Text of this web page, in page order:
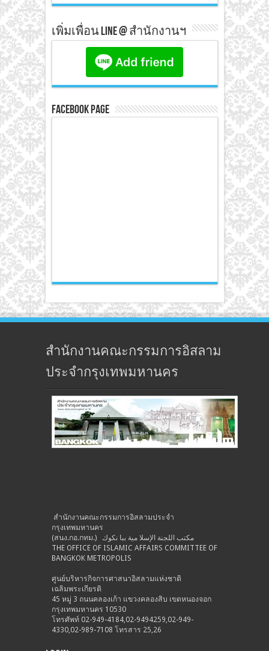
เพิ่มเพื่อน line @ สำนักงานฯ
Facebook Page
สำนักงานคณะกรรมการอิสลาม
ประจำกรุงเทพมหานคร
สำนักงานคณะกรรมการอิสลามประจำ
กรุงเทพมหานคร
(สนง.กอ.กทม.) مكتب اللجنة الإسلا مية ببا نكوك
THE OFFICE OF ISLAMIC AFFAIRS COMMITTEE OF
BANGKOK METROPOLIS
ศูนย์บริหารกิจการศาสนาอิสลามแห่งชาติ
เฉลิมพระเกียรติ
45 หมู่ 3 ถนนคลองเก้า แขวงคลองสิบ เขตหนองจอก
กรุงเทพมหานคร 10530
โทรศัพท์ 02-949-4184,02-9494259,02-949-
4330,02-989-7108 โทรสาร 25,26